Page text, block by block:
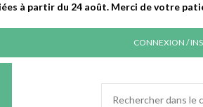
CONNEXION /
à partir du 24 août. Merci de votre